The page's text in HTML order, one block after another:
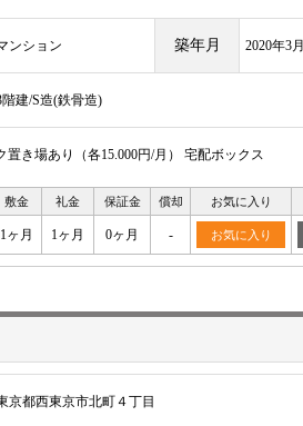
ンション 築年月 2020年3月
階建/S造(鉄骨造)
き場あり（各15.000円/月） 宅配ボックス
敷金 礼金 保証金 償却 お気に入り
1ヶ月 1ヶ月 0ヶ月 - お気に入り
京都西東京市北町４丁目